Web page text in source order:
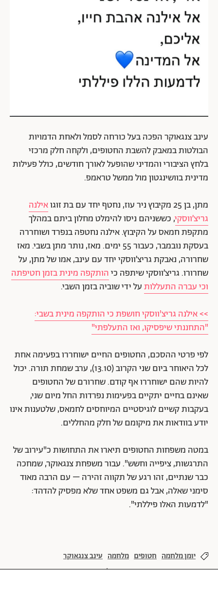
עינב צנגאוקר הפכה בעל כורחה לסמל ולאחת הדמויות
הבולטות במאבק להשבת החטופים, ולקחה חלק מרכזי
בלחץ הציבורי והמדיני שהופעל לאורך חודשים, כולל פעילות
מדינית בוושינגטון מול ממשל טראמפ.
מתן, בן 25 מקיבוץ ניר עוז, נחטף יחד עם בת זוגו
אילנה
גריצ’ווסקי, כששניהם ניסו להימלט מחלון ביתם במהלך
מתקפת חמאס על הקיבוץ. אילנה נחטפה בנפרד ושוחררה
בעסקת נובמבר, כעבור 55 ימים. מאז, נותר מתן בשבי. מאז
שחרורה, נאבקת גריצ’ווסקי יחד עם עינב, אמו של מתן, על
שחרורו. גריצ’ווסקי שיתפה כיהותקפה מינית בזמן חטיפתה
וכי עברה התעללותעל ידי שוביה בזמן השבי.
>> אילנה גריצ'ווסקי חושפת כי הותקפה מינית בשבי:
"התחננתי שיפסיקו, ואז התעלפתי"
לפי פרטי ההסכם, החטופים החיים ישוחררו בפעימה אחת
לכל היאוחר ביום שני הקרוב (13.10), ערב שמחת תורה. יכול
להיות שהם ישוחררו אף קודם. שחרורם של החטופים
שאינם בחיים יתקיים בפעימות נפרדות החל מיום שני,
בעקבות קשיים לוגיסטיים המיוחסים לחמאס, שלטענות אינו
יודע בוודאות את מיקומם של חלק מהחללים.
במטה משפחות החטופים תיארו את התחושות כ"עירוב של
התרגשות, ציפייה וחשש". עבור משפחת צנגאוקר, שמחכה
כבר שנתיים, זהו רגע של תקווה זהירה – עם הרבה מאוד
סימני שאלה, אבל גם משפט אחד שלא מפסיק להדהד:
"לדמעות האלו פיללתי".
יומן מלחמה חטופים מלחמה עינב צנגאוקר
שבעה באוקטובר חרבות ברזל